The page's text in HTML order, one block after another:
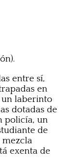
entre sí,
en
un laberinto
dotadas de
policía, un
de
mezcla
exenta de